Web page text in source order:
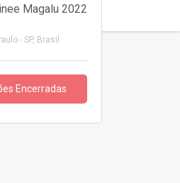
Magalu 2022
- SP, Brasil
Encerradas